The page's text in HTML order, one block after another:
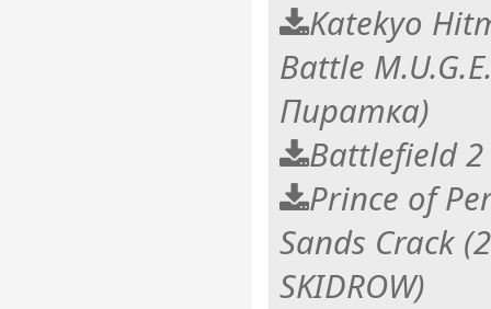
Katekyo
Battle
Пиратка)
Battlefield 2
Prince of
Sands Crack
SKIDROW)